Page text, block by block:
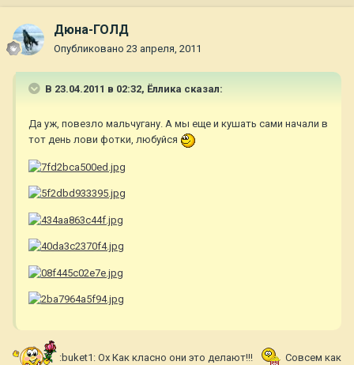
Дюна-ГОЛД
Опубликовано 23 апреля, 2011
В 23.04.2011 в 02:32, Ёллика сказал:
Да уж, повезло мальчугану. А мы еще и кушать сами начали в
тот день лови фотки, любуйся
:buket1: Ох Как класно они это делают!!! Совсем как